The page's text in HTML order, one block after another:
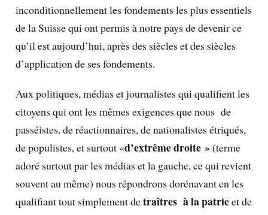
inconditionnellement les fondements les plus essentiels
de la Suisse qui ont permis à notre pays de devenir ce
qu’il est aujourd’hui, après des siècles et des siècles
d’application de ses fondements.
Aux politiques, médias et journalistes qui qualifient les
citoyens qui ont les mêmes exigences que nous de
passéistes, de réactionnaires, de nationalistes étriqués,
de populistes, et surtout «d’extrême droite »(terme
adoré surtout par les médias et la gauche, ce qui revient
souvent au même) nous répondrons dorénavant en les
qualifiant tout simplement detraîtres à la patrieet de